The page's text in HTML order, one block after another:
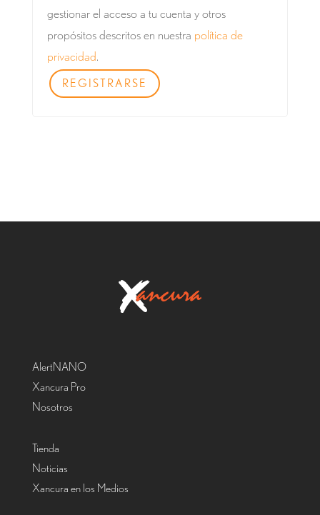
gestionar el acceso a tu cuenta y otros
propósitos descritos en nuestra política de
privacidad.
REGISTRARSE
AlertNANO
Xancura Pro
Nosotros
Tienda
Noticias
Xancura en los Medios